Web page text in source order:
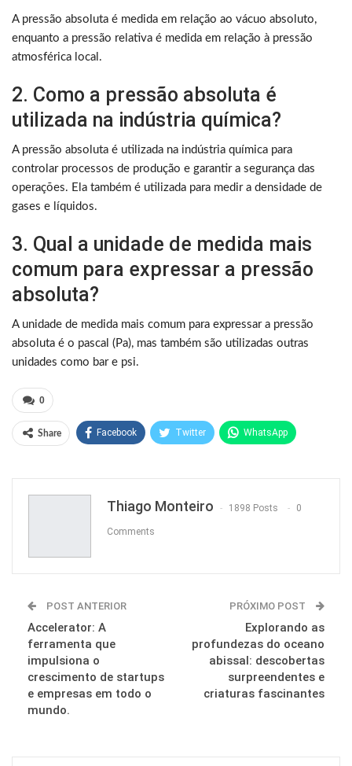
A pressão absoluta é medida em relação ao vácuo absoluto,
enquanto a pressão relativa é medida em relação à pressão
atmosférica local.
2. Como a pressão absoluta é
utilizada na indústria química?
A pressão absoluta é utilizada na indústria química para
controlar processos de produção e garantir a segurança das
operações. Ela também é utilizada para medir a densidade de
gases e líquidos.
3. Qual a unidade de medida mais
comum para expressar a pressão
absoluta?
A unidade de medida mais comum para expressar a pressão
absoluta é o pascal (Pa), mas também são utilizadas outras
unidades como bar e psi.
0
Share Facebook Twitter WhatsApp
Thiago Monteiro 1898 Posts 0
Comments
POST ANTERIOR
Accelerator: A
ferramenta que
impulsiona o
crescimento de startups
e empresas em todo o
mundo.
PRÓXIMO POST
Explorando as
profundezas do oceano
abissal: descobertas
surpreendentes e
criaturas fascinantes